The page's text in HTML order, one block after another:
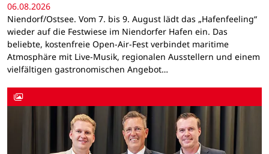
06.08.2026
Niendorf/Ostsee. Vom 7. bis 9. August lädt das „Hafenfeeling“
wieder auf die Festwiese im Niendorfer Hafen ein. Das
beliebte, kostenfreie Open-Air-Fest verbindet maritime
Atmosphäre mit Live-Musik, regionalen Ausstellern und einem
vielfältigen gastronomischen Angebot…